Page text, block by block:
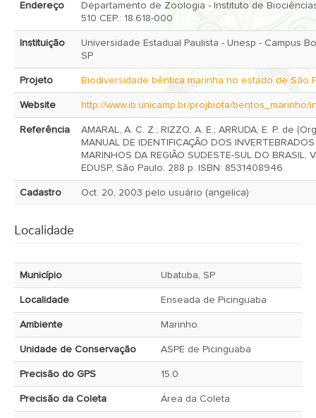
Endereço
Departamento de Zoologia - Instituto de
510 CEP.: 18.618-000
Instituição
Universidade Estadual Paulista - Unesp - Campus Botucatu,
SP
Projeto Biodiversidade bêntica marinha no estado de São
Website http://www.ib.unicamp.br/projbiota/bentos_marinho/
Referência
AMARAL, A. C. Z.; RIZZO, A. E.; ARRUDA, E. P. de
MANUAL DE IDENTIFICAÇÃO DOS INVERTEBRADOS
MARINHOS DA REGIÃO SUDESTE-SUL DO BRASIL,
EDUSP, São Paulo. 288 p. ISBN: 8531408946
Cadastro Oct. 20, 2003 pelo usuário (angelica)
Localidade
Município Ubatuba, SP
Localidade Enseada de Picinguaba
Ambiente Marinho
Unidade de Conservação ASPE de Picinguaba
Precisão do GPS 15.0
Precisão da Coleta Área da Coleta